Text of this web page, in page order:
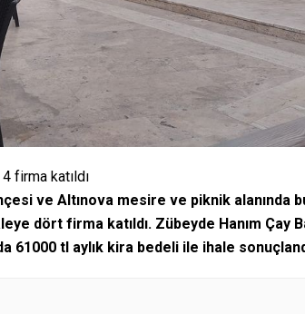
firma katıldı
ve Altınova mesire ve piknik
dört firma katıldı. Zübeyde Hanım Çay
61000 tl aylık kira bedeli ile ihale